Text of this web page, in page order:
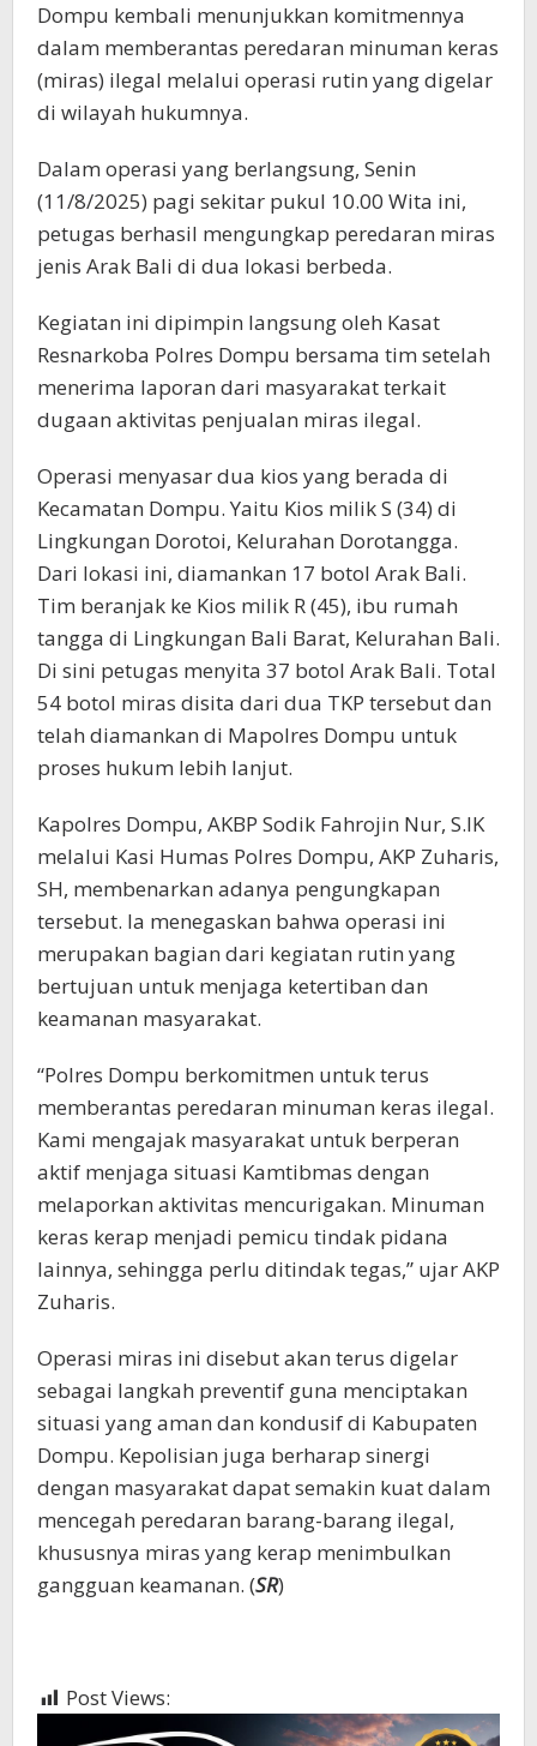
Dompu kembali menunjukkan komitmennya
dalam memberantas peredaran minuman keras
(miras) ilegal melalui operasi rutin yang digelar
di wilayah hukumnya.
Dalam operasi yang berlangsung, Senin
(11/8/2025) pagi sekitar pukul 10.00 Wita ini,
petugas berhasil mengungkap peredaran miras
jenis Arak Bali di dua lokasi berbeda.
Kegiatan ini dipimpin langsung oleh Kasat
Resnarkoba Polres Dompu bersama tim setelah
menerima laporan dari masyarakat terkait
dugaan aktivitas penjualan miras ilegal.
Operasi menyasar dua kios yang berada di
Kecamatan Dompu. Yaitu Kios milik S (34) di
Lingkungan Dorotoi, Kelurahan Dorotangga.
Dari lokasi ini, diamankan 17 botol Arak Bali.
Tim beranjak ke Kios milik R (45), ibu rumah
tangga di Lingkungan Bali Barat, Kelurahan Bali.
Di sini petugas menyita 37 botol Arak Bali. Total
54 botol miras disita dari dua TKP tersebut dan
telah diamankan di Mapolres Dompu untuk
proses hukum lebih lanjut.
Kapolres Dompu, AKBP Sodik Fahrojin Nur, S.IK
melalui Kasi Humas Polres Dompu, AKP Zuharis,
SH, membenarkan adanya pengungkapan
tersebut. Ia menegaskan bahwa operasi ini
merupakan bagian dari kegiatan rutin yang
bertujuan untuk menjaga ketertiban dan
keamanan masyarakat.
“Polres Dompu berkomitmen untuk terus
memberantas peredaran minuman keras ilegal.
Kami mengajak masyarakat untuk berperan
aktif menjaga situasi Kamtibmas dengan
melaporkan aktivitas mencurigakan. Minuman
keras kerap menjadi pemicu tindak pidana
lainnya, sehingga perlu ditindak tegas,” ujar AKP
Zuharis.
Operasi miras ini disebut akan terus digelar
sebagai langkah preventif guna menciptakan
situasi yang aman dan kondusif di Kabupaten
Dompu. Kepolisian juga berharap sinergi
dengan masyarakat dapat semakin kuat dalam
mencegah peredaran barang-barang ilegal,
khususnya miras yang kerap menimbulkan
gangguan keamanan. (SR)
Post Views: